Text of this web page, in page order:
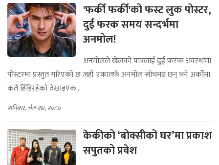
'फर्की फर्की'को फस्ट लुक पोस्टर,
दुई फरक समय सन्दर्भमा
अनमोल!
अनमोलले खेलको पात्रलाई दुई फरक अवस्थामा
पोस्टरमा प्रस्तुत गरिएको छ जहाँ एकातर्फ अनमोल सोचमग्न छन् भने अर्कोमा
कतै हिँडिरहेको देखाइएक...
शनिबार, चैत १७, २०८०
केकीको ‘बोक्सीको घर’मा प्रकाश
सपुतको प्रवेश